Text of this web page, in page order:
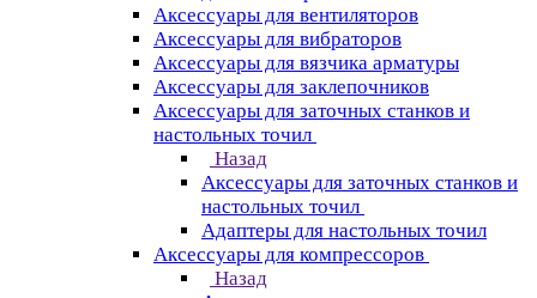
Аксессуары для вентиляторов
Аксессуары для вибраторов
Аксессуары для вязчика арматуры
Аксессуары для заклепочников
Аксессуары для заточных станков и
настольных точил
Назад
Аксессуары для заточных станков и
настольных точил
Адаптеры для настольных точил
Аксессуары для компрессоров
Назад